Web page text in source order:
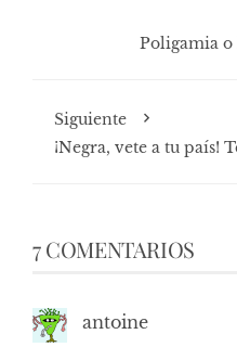
Poligamia o
Siguiente
¡Negra, vete a tu país!
7 COMENTARIOS
antoine